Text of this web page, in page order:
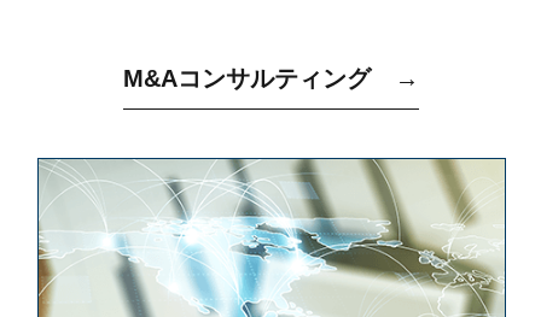
M&Aコンサルティング →